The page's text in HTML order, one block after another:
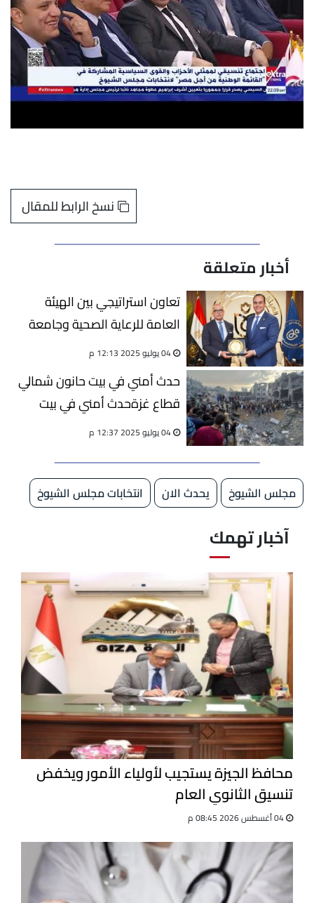
نسخ الرابط للمقال
أخبار متعلقة
تعاون استراتيجي بين الهيئة
العامة للرعاية الصحية وجامعة
عين شمس
04 يوليو 2025 12:13 م
حدث أمني في بيت حانون شمالي
قطاع غزةحدث أمني في بيت
حانون شمالي قطاع غزة
04 يوليو 2025 12:37 م
مجلس الشيوخ يحدث الان انتخابات مجلس الشيوخ
آخبار تهمك
محافظ الجيزة يستجيب لأولياء الأمور ويخفض
تنسيق الثانوي العام